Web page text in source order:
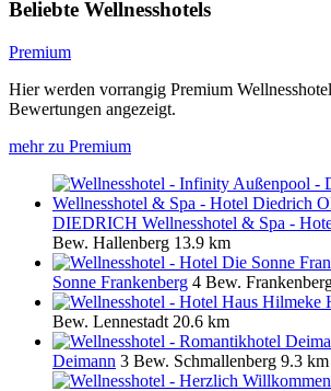
Beliebte Wellnesshotels
Premium
Hier werden vorrangig Premium
Bewertungen angezeigt.
mehr zu Premium
DIEDRICH Wellnesshotel & Spa -
Bew. Hallenberg 13.9 km
Sonne Frankenberg 4 Bew.
Bew. Lennestadt 20.6 km
Deimann 3 Bew. Schmallenberg 9.3 km